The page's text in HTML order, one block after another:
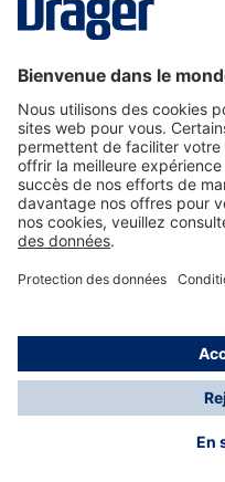
Nous contacter
A propos de Dräger
Informations
*Les taxes et les frais
dans les prix indiqués,
supplémentaires